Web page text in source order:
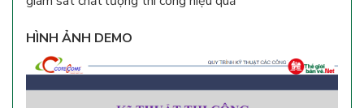
HÌNH ẢNH DEMO